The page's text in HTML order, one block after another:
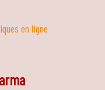
en ligne